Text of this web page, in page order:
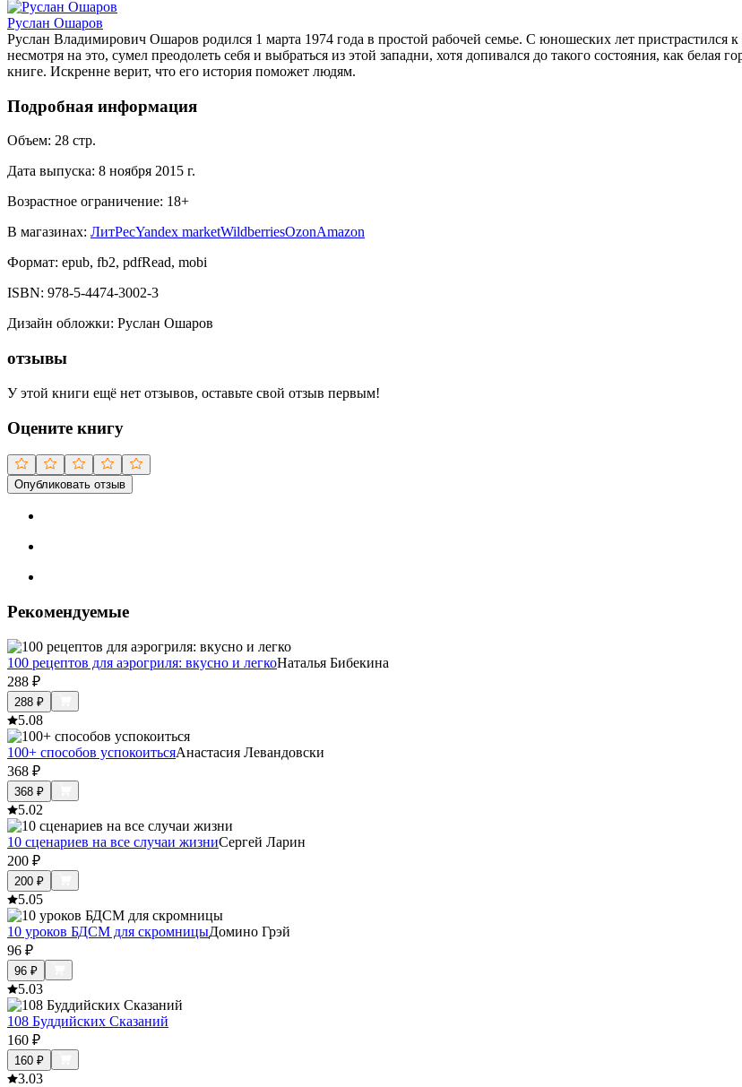
Руслан Ошаров
Руслан Владимирович Ошаров родился 1 марта 1974 года в простой рабочей семье. С юношеских лет пристрастился
несмотря на это, сумел преодолеть себя и выбраться из этой западни, хотя допивался до такого состояния, как белая
книге. Искренне верит, что его история поможет людям.
Подробная информация
Объем: 28 стр.
Дата выпуска: 8 ноября 2015 г.
Возрастное ограничение: 18+
В магазинах: ЛитРесYandex marketWildberriesOzonAmazon
Формат: epub, fb2, pdfRead, mobi
ISBN: 978-5-4474-3002-3
Дизайн обложки: Руслан Ошаров
отзывы
У этой книги ещё нет отзывов, оставьте свой отзыв первым!
Оцените книгу
Опубликовать отзыв
Рекомендуемые
100 рецептов для аэрогриля: вкусно и легкоНаталья Бибекина
288 ₽
288 ₽
5.08
100+ способов успокоитьсяАнастасия Левандовски
368 ₽
368 ₽
5.02
10 сценариев на все случаи жизниСергей Ларин
200 ₽
200 ₽
5.05
10 уроков БДСМ для скромницыДомино Грэй
96 ₽
96 ₽
5.03
108 Буддийских Сказаний
160 ₽
160 ₽
3.03